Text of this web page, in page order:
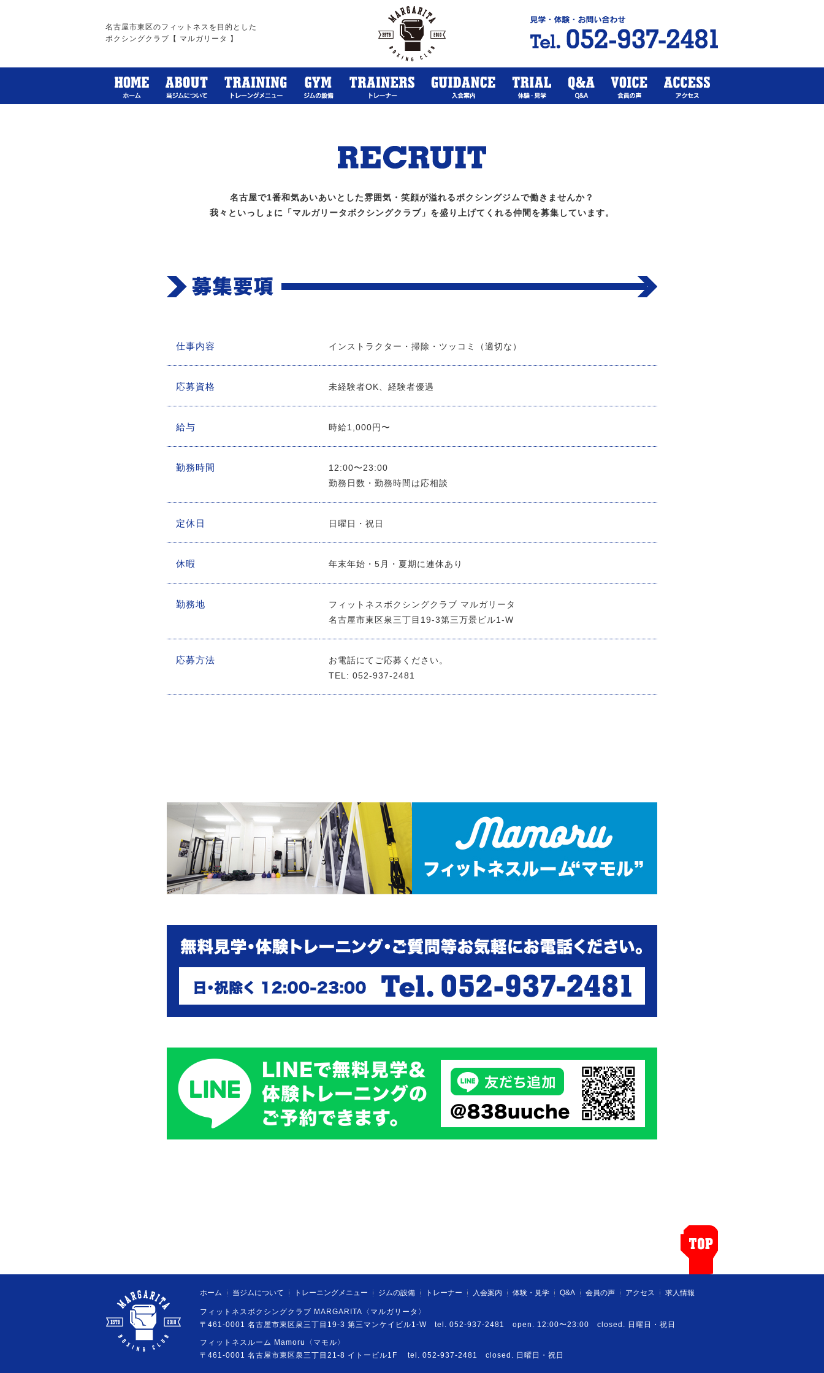
名古屋市東区のフィットネスを目的とした
ボクシングクラブ【 マルガリータ 】
名古屋で1番和気あいあいとした雰囲気・笑顔が溢れるボクシングジムで働きませんか？
我々といっしょに「マルガリータボクシングクラブ」を盛り上げてくれる仲間を募集しています。
仕事内容 インストラクター・掃除・ツッコミ（適切な）
応募資格 未経験者OK、経験者優遇
給与 時給1,000円〜
勤務時間
12:00〜23:00
勤務日数・勤務時間は応相談
定休日 日曜日・祝日
休暇 年末年始・5月・夏期に連休あり
勤務地
フィットネスボクシングクラブ マルガリータ
名古屋市東区泉三丁目19-3第三万景ビル1-W
応募方法
お電話にてご応募ください。
TEL: 052-937-2481
ホーム 当ジムについて トレーニングメニュー ジムの設備 トレーナー 入会案内 体験・見学 Q&A 会員の声 アクセス 求人情報
フィットネスボクシングクラブ MARGARITA〈マルガリータ〉
〒461-0001 名古屋市東区泉三丁目19-3 第三マンケイビル1-W tel. 052-937-2481 open. 12:00〜23:00 closed. 日曜日・祝日
フィットネスルーム Mamoru〈マモル〉
〒461-0001 名古屋市東区泉三丁目21-8 イトービル1F tel. 052-937-2481 closed. 日曜日・祝日